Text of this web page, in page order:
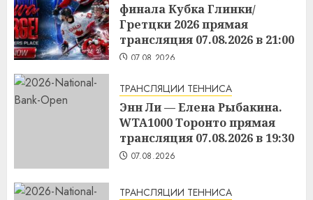
финала Кубка Глинки/
Гретцки 2026 прямая
трансляция 07.08.2026 в 21:00
07.08.2026
ТРАНСЛЯЦИИ ТЕННИСА
Энн Ли — Елена Рыбакина.
WTA1000 Торонто прямая
трансляция 07.08.2026 в 19:30
07.08.2026
ТРАНСЛЯЦИИ ТЕННИСА